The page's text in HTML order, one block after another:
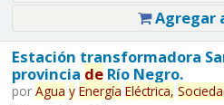
Agregar
Estación transformadora
provincia deRío Negro.
por Agua y Energía Eléctrica,